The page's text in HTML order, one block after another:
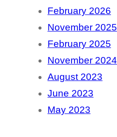
February 2026
November 2025
February 2025
November 2024
August 2023
June 2023
May 2023